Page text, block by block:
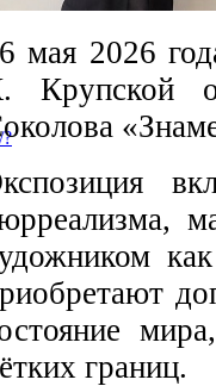
мая 2026
Крупской
границ.